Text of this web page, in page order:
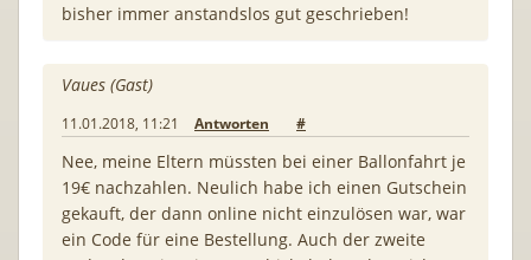
bisher immer anstandslos gut geschrieben!
Vaues (Gast)
11.01.2018, 11:21 Antworten #
Nee, meine Eltern müssten bei einer Ballonfahrt je
19€ nachzahlen. Neulich habe ich einen Gutschein
gekauft, der dann online nicht einzulösen war, war
ein Code für eine Bestellung. Auch der zweite